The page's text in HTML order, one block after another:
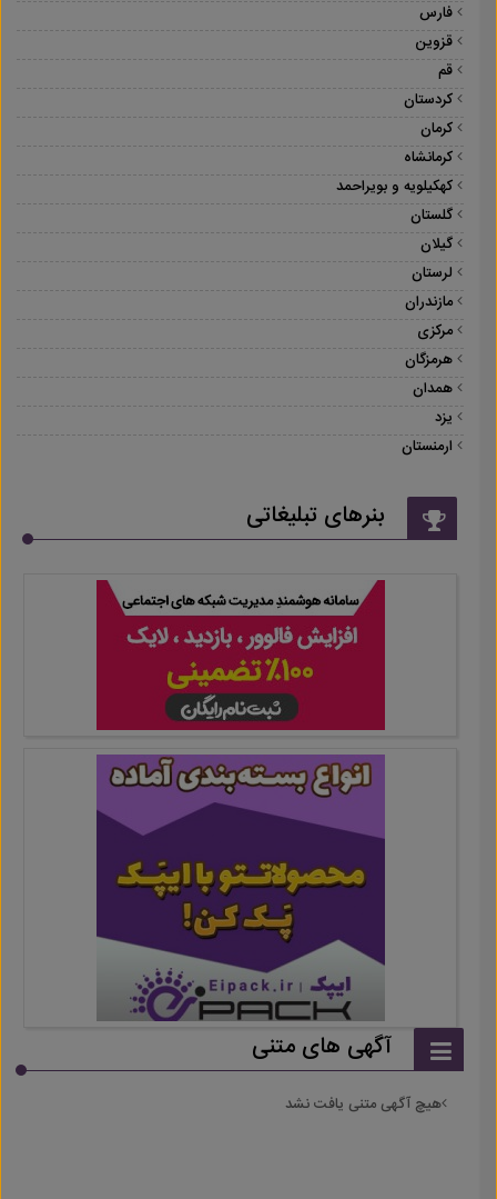
فارس
قزوین
قم
کردستان
کرمان
کرمانشاه
کهکیلویه و بویراحمد
گلستان
گیلان
لرستان
مازندران
مرکزی
هرمزگان
همدان
یزد
ارمنستان
بنرهای تبلیغاتی
آگهی های متنی
هیچ آگهی متنی یافت نشد